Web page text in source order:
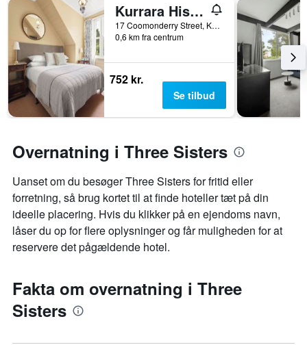
Kurrara Historic Guest House
17 Coomonderry Street, Katoomba, NSW, Australien
0,6 km fra centrum
752 kr.
Se tilbud
Overnatning i Three Sisters
Uanset om du besøger Three Sisters for fritid eller
forretning, så brug kortet til at finde hoteller tæt på din
ideelle placering. Hvis du klikker på en ejendoms navn,
låser du op for flere oplysninger og får muligheden for at
reservere det pågældende hotel.
Fakta om overnatning i Three
Sisters